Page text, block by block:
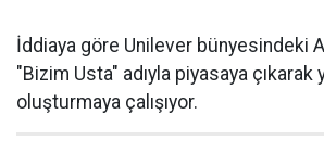
İddiaya göre Unilever bünyesindeki
"Bizim Usta" adıyla piyasaya çıkarak
oluşturmaya çalışıyor.